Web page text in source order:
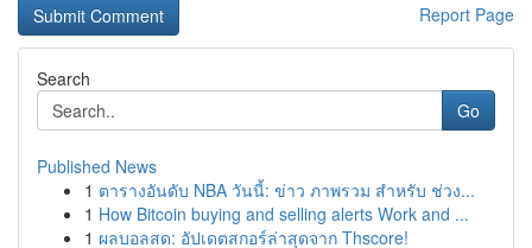
Report Page
Search
Go
Published News
1 ตารางอันดับ NBA วันนี้: ข่าว ภาพรวม สำหรับ ช่วง...
1 How Bitcoin buying and selling alerts Work and ...
1 ผลบอลสด: อัปเดตสกอร์ล่าสุดจาก Thscore!